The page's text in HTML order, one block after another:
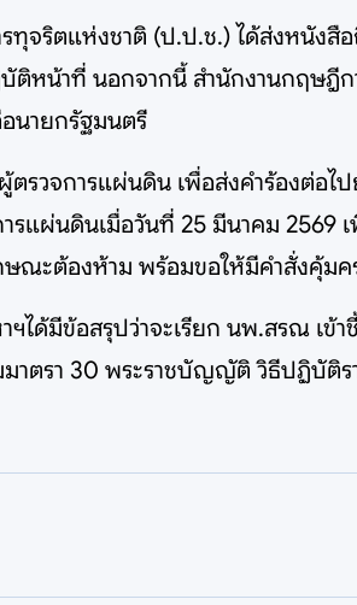
จริตแห่งชาติ (ป.ป.ช.) ได้ส่งหนังสื
ติหน้าที่ นอกจากนี้ สำนักงานกฤษฎี
นายกรัฐมนตรี
รวจการแผ่นดิน เพื่อส่งคำร้องต่อ
รแผ่นดินเมื่อวันที่ 25 มีนาคม
ะต้องห้าม พร้อมขอให้มีคำสั่งคุ้ม
ได้มีข้อสรุปว่าจะเรียก นพ.สรณ เ
มาตรา 30 พระราชบัญญัติ วิธีปฏิบัติร